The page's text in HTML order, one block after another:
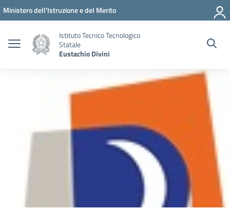
Vai ai contenuti
Vai al menu di navigazione
Vai al footer
Ministero dell'Istruzione e del Merito
Istituto Tecnico Tecnologico
Statale
Eustachio Divini